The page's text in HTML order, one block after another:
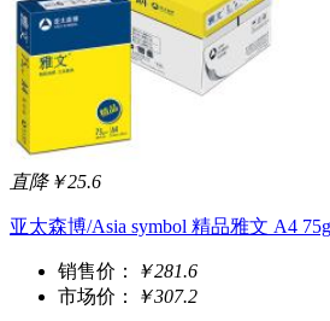
直降￥25.6
亚太森博/Asia symbol 精品雅文 A4
销售价：
￥281.6
市场价：
￥307.2